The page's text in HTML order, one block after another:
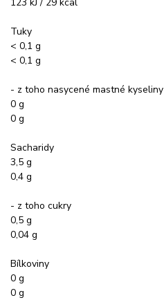
Tuky
< 0,1 g
< 0,1 g
- z toho nasycené mastné kyseliny
0 g
0 g
Sacharidy
3,5 g
0,4 g
- z toho cukry
0,5 g
0,04 g
Bílkoviny
0 g
0 g